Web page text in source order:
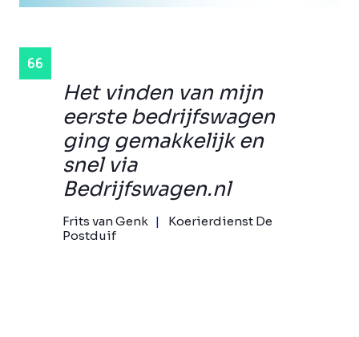
Het vinden van mijn
eerste bedrijfswagen
ging gemakkelijk en
snel via
Bedrijfswagen.nl
Frits van Genk
Koerierdienst De
Postduif